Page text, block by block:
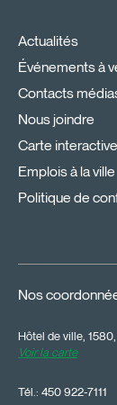
Actualités
Événements à
Contacts
Nous joindre
Carte interactive
Emplois à la ville
Politique de
Nos
Hôtel de ville,
Voir la carte
Tél.: 450 922-7111